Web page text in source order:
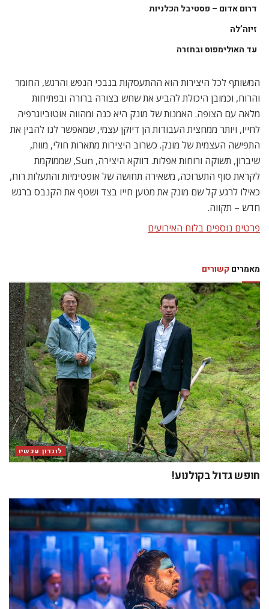
דרום אדום – פסטיבל הכלניות
זיוה’לה
עד האולימפוס ובחזרה
המשותף לכל היצירות הוא ההתעסקות בנבכי הנפש והרגש, החומר
והרוח, וכמובן היכולת להביע את שחש בצורה ברורה ובפתיחות
מלאה עם הצופה. האמנות של מונק היא כנה ומהווה אוטוביוגרפיה
לחייו, ויותר ממחצית העבודות הן דיוקן עצמי, שמאפשר לנו להבין את
התפישה העצמית של מונק. כשרוב היצירות מתארות חולי, מוות,
שיברון, תשוקה ורוחות אפלות. דווקא היצירה, Sun, שממוקמת
לקראת סוף התערוכה, משאירה תחושה של אופטימיות והתעלות רוח,
כאילו לרגע קל שם מונק את מטען חייו בצד ושטף את הקנבס ברגש
חדש – תקווה.
פרטים נוספים בלוח האירועים
מאמרים קשורים
לונדון עכשיו
חופש גדול בקולנוע!